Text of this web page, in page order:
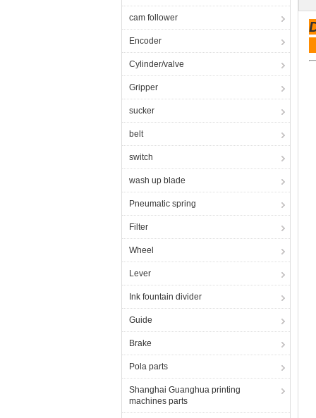
cam follower
Encoder
Cylinder/valve
Gripper
sucker
belt
switch
wash up blade
Pneumatic spring
Filter
Wheel
Lever
Ink fountain divider
Guide
Brake
Pola parts
Shanghai Guanghua printing
machines parts